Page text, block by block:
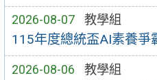
2026-08-07 教學組
115年度總統盃AI素養爭
2026-08-06 教學組